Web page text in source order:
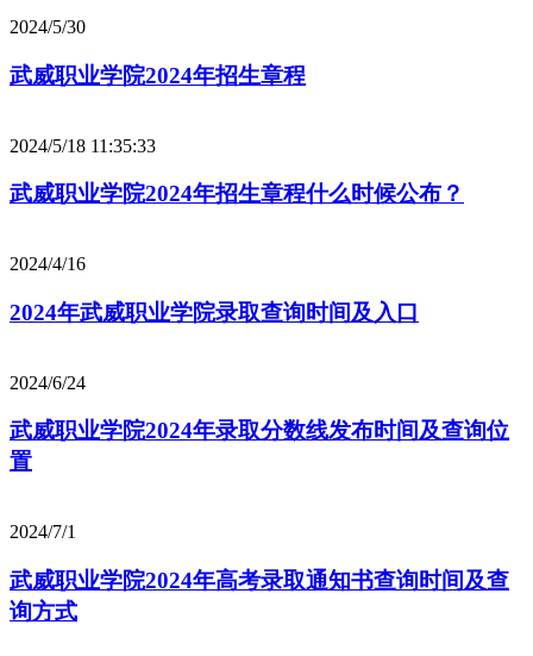
2024/5/30
武威职业学院2024年招生章程
2024/5/18 11:35:33
武威职业学院2024年招生章程什么时候公布？
2024/4/16
2024年武威职业学院录取查询时间及入口
2024/6/24
武威职业学院2024年录取分数线发布时间及查询位
置
2024/7/1
武威职业学院2024年高考录取通知书查询时间及查
询方式